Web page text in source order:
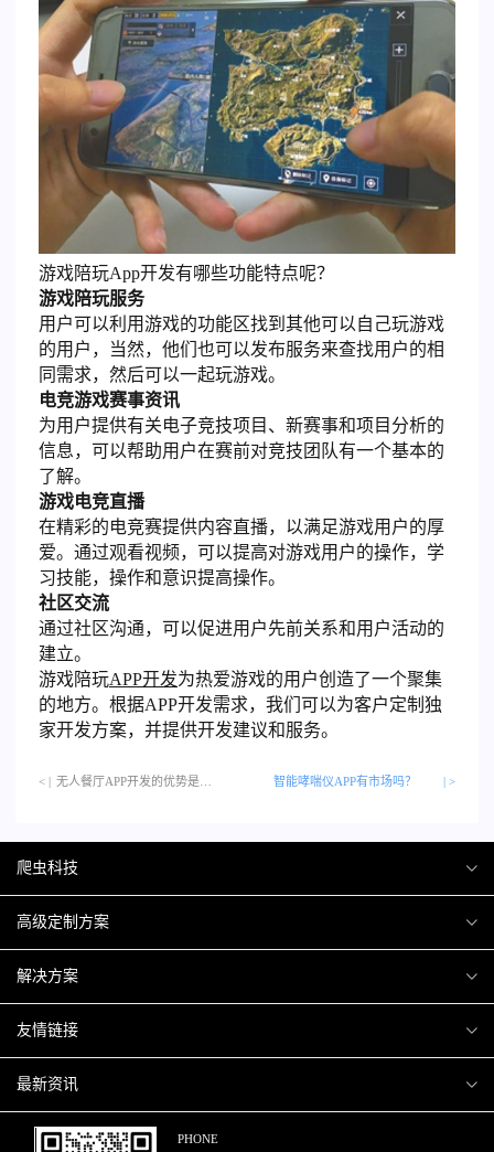
游戏陪玩App开发有哪些功能特点呢？
游戏陪玩服务
用户可以利用游戏的功能区找到其他可以自己玩游戏
的用户，当然，他们也可以发布服务来查找用户的相
同需求，然后可以一起玩游戏。
电竞游戏赛事资讯
为用户提供有关电子竞技项目、新赛事和项目分析的
信息，可以帮助用户在赛前对竞技团队有一个基本的
了解。
游戏电竞直播
在精彩的电竞赛提供内容直播，以满足游戏用户的厚
爱。通过观看视频，可以提高对游戏用户的操作，学
习技能，操作和意识提高操作。
社区交流
通过社区沟通，可以促进用户先前关系和用户活动的
建立。
游戏陪玩APP开发为热爱游戏的用户创造了一个聚集
的地方。根据APP开发需求，我们可以为客户定制独
家开发方案，并提供开发建议和服务。
< | 智能哮喘仪APP有市场吗？ | >
爬虫科技
爬虫案例
关于爬虫
高级定制方案
H5互动营销
微信小程序
解决方案
商城解决方案
商城会员积分商城解决方案
网站解决方案
友情链接
厦门小程序开发
厦门APP开发
最新资讯
行业资讯 PHONE